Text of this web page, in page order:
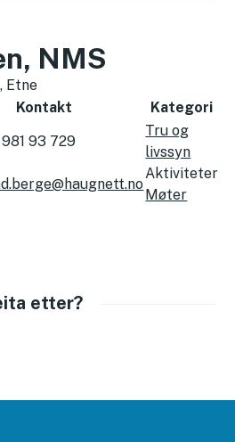
NMS
Etne
Kontakt
Kategori
981 93 729
Tru og
livssyn
Aktiviteter
Møter
etter?